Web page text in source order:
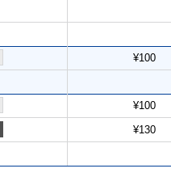
¥100
¥100
¥130